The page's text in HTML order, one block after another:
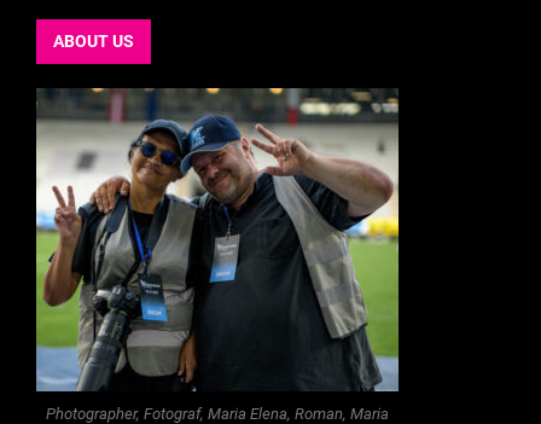
ABOUT US
Photographer, Fotograf, Maria Elena, Roman, Maria